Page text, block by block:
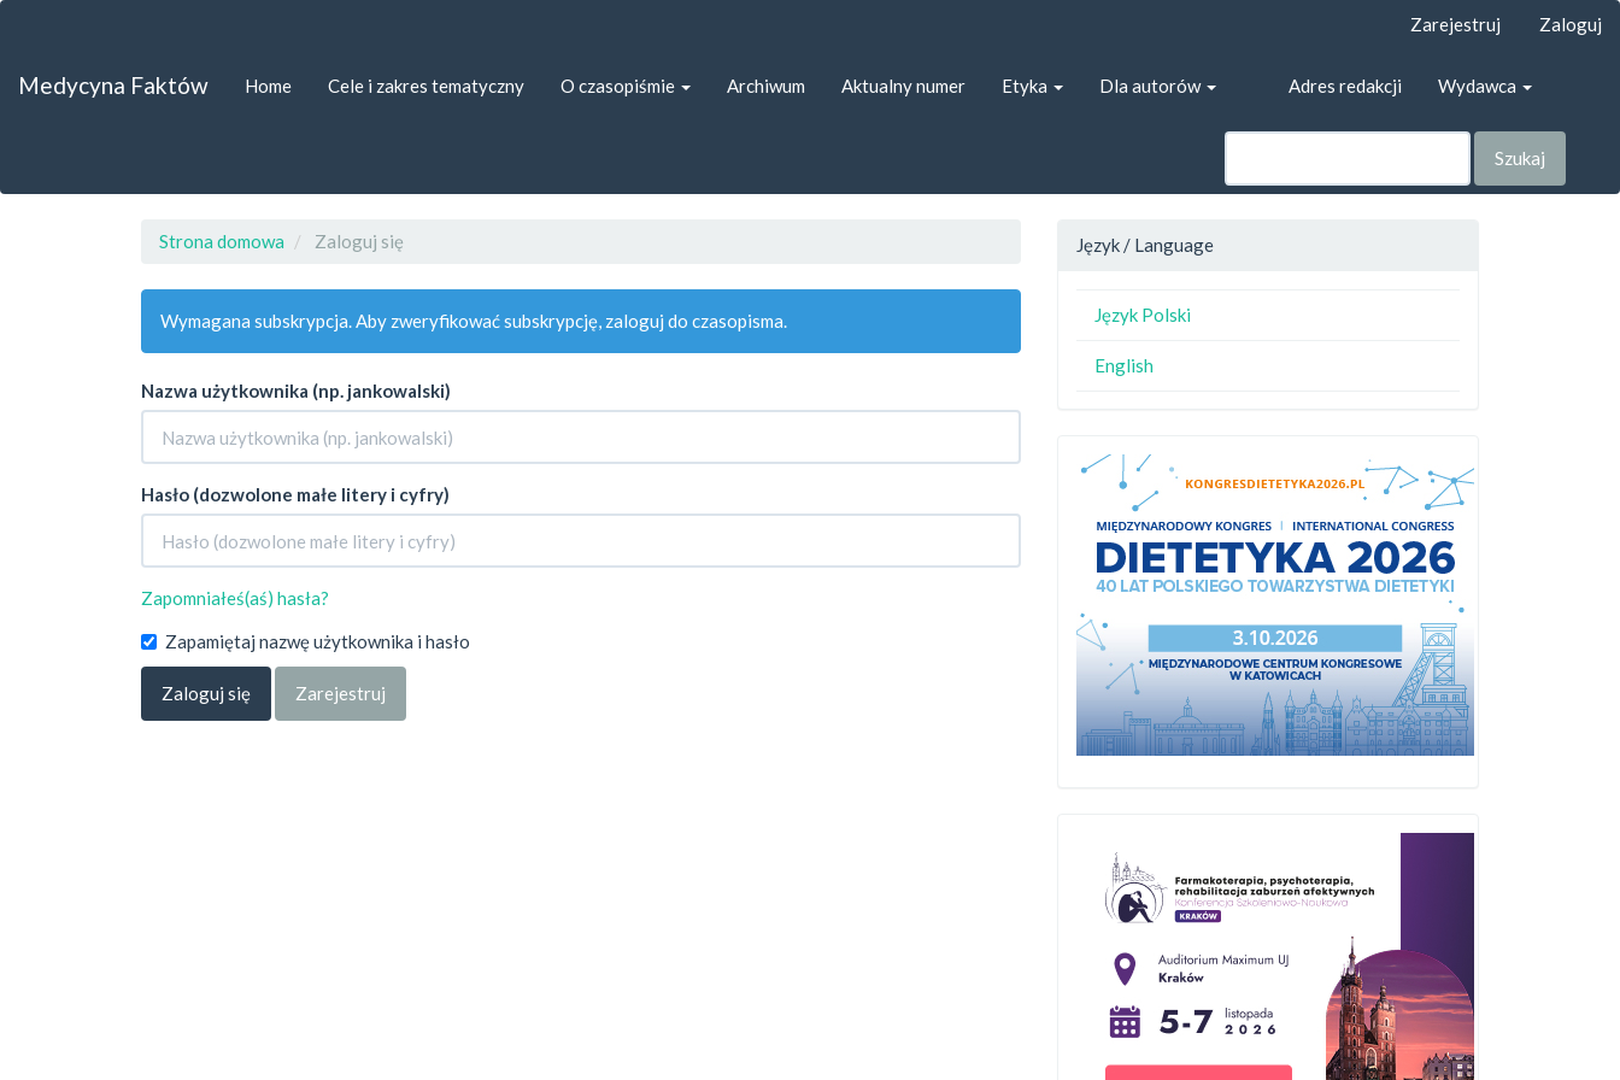
##plugins.themes.bootstrap3.accessible_menu.label##
##plugins.themes.bootstrap3.accessible_menu.sidebar##
Zarejestruj Zaloguj
Medycyna Faktów Home Cele i zakres tematyczny O czasopiśmie Archiwum Aktualny numer Etyka Dla autorów Adres redakcji Wydawca
Szukaj
Strona domowa Zaloguj się
Wymagana subskrypcja. Aby zweryfikować subskrypcję, zaloguj do czasopisma.
Nazwa użytkownika (np. jankowalski)
Hasło (dozwolone małe litery i cyfry)
Zapomniałeś(aś) hasła?
Zapamiętaj nazwę użytkownika i hasło
Zaloguj się Zarejestruj
Język / Language
Język Polski
English